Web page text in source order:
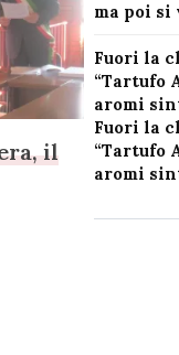
il
ma poi si
Fuori la
“Tartufo
aromi
Fuori la
“Tartufo
aromi